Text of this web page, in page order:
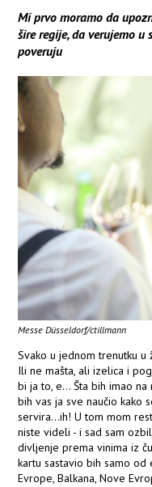
Mi prvo moramo da
šire regije, da verujemo u
poveruju
Messe Düsseldorf/ctillmann
Svako u jednom trenutku
Ili ne mašta, ali izelica i
bi ja to, e... Šta bih imao
bih vas ja sve naučio kako
servira...ih! U tom mom
niste videli - i sad sam
divljenje prema vinima iz
kartu sastavio bih samo
Evrope, Balkana, Nove